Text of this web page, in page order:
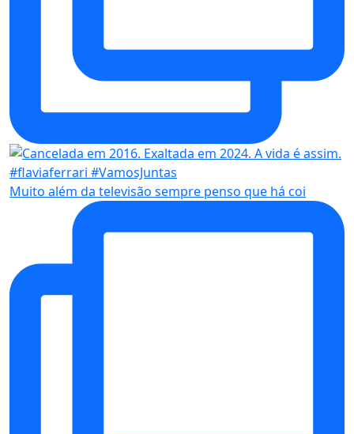
Muito além da televisão sempre penso que há coi